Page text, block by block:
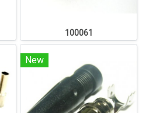
100061
New